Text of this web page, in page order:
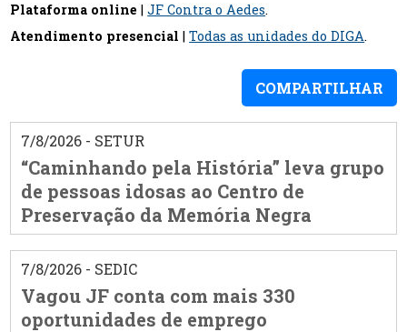
Plataforma online|JF Contra o Aedes.
Atendimento presencial |Todas as unidades do DIGA.
COMPARTILHAR
7/8/2026 - SETUR
“Caminhando pela História” leva grupo
de pessoas idosas ao Centro de
Preservação da Memória Negra
7/8/2026 - SEDIC
Vagou JF conta com mais 330
oportunidades de emprego